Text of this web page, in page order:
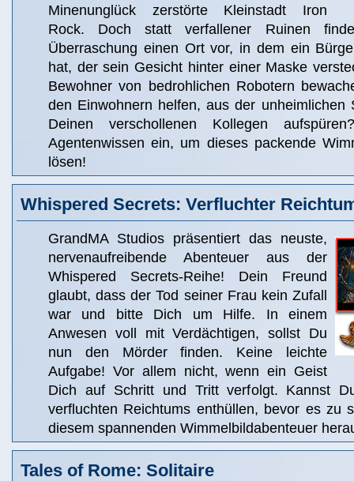
Minenunglück zerstörte Kleinstadt Iron
Rock. Doch statt verfallener Ruinen
Überraschung einen Ort vor, in dem ein
hat, der sein Gesicht hinter einer Maske
Bewohner von bedrohlichen Robotern
den Einwohnern helfen, aus der unheimlichen
Deinen verschollenen Kollegen
Agentenwissen ein, um dieses packende
lösen!
Whispered Secrets: Verfluchter
GrandMA Studios präsentiert das neuste,
nervenaufreibende Abenteuer aus der
Whispered Secrets-Reihe! Dein Freund
glaubt, dass der Tod seiner Frau kein Zufall
war und bitte Dich um Hilfe. In einem
Anwesen voll mit Verdächtigen, sollst Du
nun den Mörder finden. Keine leichte
Aufgabe! Vor allem nicht, wenn ein Geist
Dich auf Schritt und Tritt verfolgt. Kannst
verfluchten Reichtums enthüllen, bevor es zu
diesem spannenden Wimmelbildabenteuer
Tales of Rome: Solitaire